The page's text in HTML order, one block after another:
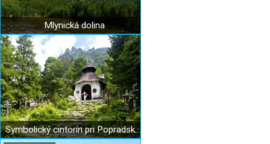
Mlynická dolina
Symbolický cintorín pri Popradskom plese